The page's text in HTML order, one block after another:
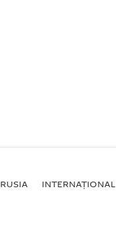
RUSIA INTERNAȚIONAL